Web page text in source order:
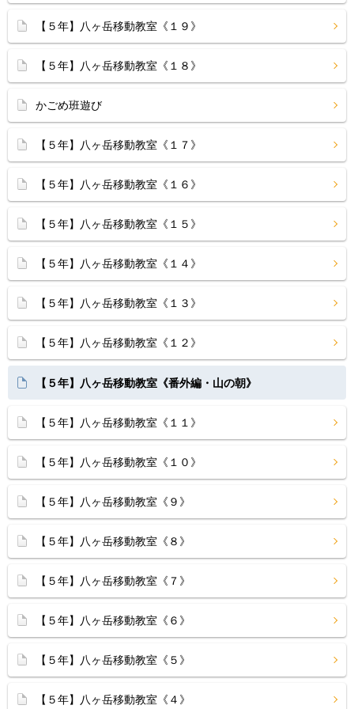
【５年】八ヶ岳移動教室《１９》
【５年】八ヶ岳移動教室《１８》
かごめ班遊び
【５年】八ヶ岳移動教室《１７》
【５年】八ヶ岳移動教室《１６》
【５年】八ヶ岳移動教室《１５》
【５年】八ヶ岳移動教室《１４》
【５年】八ヶ岳移動教室《１３》
【５年】八ヶ岳移動教室《１２》
【５年】八ヶ岳移動教室《番外編・山の朝》
【５年】八ヶ岳移動教室《１１》
【５年】八ヶ岳移動教室《１０》
【５年】八ヶ岳移動教室《９》
【５年】八ヶ岳移動教室《８》
【５年】八ヶ岳移動教室《７》
【５年】八ヶ岳移動教室《６》
【５年】八ヶ岳移動教室《５》
【５年】八ヶ岳移動教室《４》